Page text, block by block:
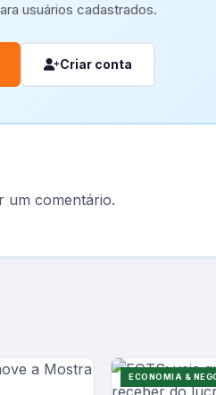
usuários cadastrados.
Criar conta
um comentário.
ECONOMIA &